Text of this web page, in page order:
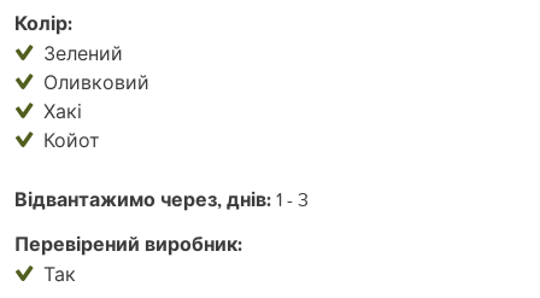
Колір:
Зелений
Оливковий
Хакі
Койот
Відвантажимо через, днів:1 - 3
Перевірений виробник:
Так